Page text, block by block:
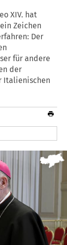
XIV. hat
Zeichen
Der
für andere
der
Italienischen